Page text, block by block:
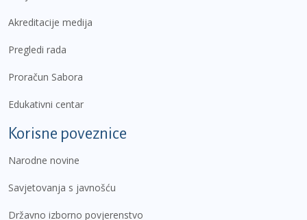
Akreditacije medija
Pregledi rada
Proračun Sabora
Edukativni centar
Korisne poveznice
Narodne novine
Savjetovanja s javnošću
Državno izborno povjerenstvo